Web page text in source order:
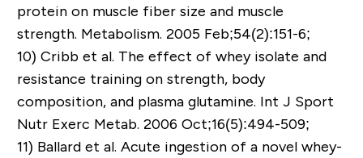
protein on muscle fiber size and muscle
strength. Metabolism. 2005 Feb;54(2):151-6;
10) Cribb et al. The effect of whey isolate and
resistance training on strength, body
composition, and plasma glutamine. Int J Sport
Nutr Exerc Metab. 2006 Oct;16(5):494-509;
11) Ballard et al. Acute ingestion of a novel whey-